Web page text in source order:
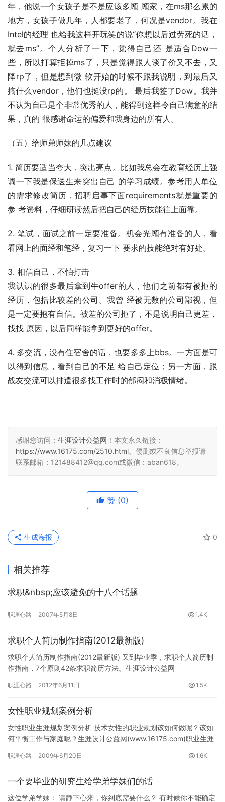
年，他说一个女孩子是不是应该多顾 顾家，在ms那么累的
地方，女孩子做几年，人都要老了，何况是vendor。我在
Intel的经理 也给我这样开玩笑的说“你想以后过劳死的话，
就去ms”。个人分析了一下，觉得自己还 是适合Dow一
些，所以打算拒掉ms了，只是觉得跟人谈了价又不去，又
降rp了，但是想到微 软开始的时候不跟我说明，到最后又
搞什么vendor，他们也挺没rp的。 最后我签了Dow。我并
不认为自己是个非常优秀的人，能得到这样令自己满意的结
果，真的 很感谢命运的偏爱和我身边的所有人。
（五）给师弟师妹的几点建议
1. 简历要适当夸大，突出亮点。比如我总会在教育经历上强
调一下我是保送生来突出自己 的学习成绩。参考用人单位
的需求修改简历，招聘启事下面requirements就是重要的
参 考资料，仔细研读然后把自己的经历技能往上面靠。
2. 笔试，面试之前一定要准备。机会光顾有准备的人，看
看网上的面经和笔经，复习一下 要求的技能绝对有好处。
3. 相信自己，不怕打击
我认识的很多最后拿到牛offer的人，他们之前都有被拒的
经历，包括比较差的公司。我曾 经被无数的公司鄙视，但
是一定要抱有自信。被差的公司拒了，不是说明自己更差，
找找 原因，以后同样能拿到更好的offer。
4. 多交流，没有住宿舍的话，也要多多上bbs。一方面是可
以得到信息，看到自己的不足 给自己定位；另一方面，跟
战友交流可以排遣很多找工作时的郁闷和消极情绪。
感谢您访问： 生涯设计公益网 ！本文永久链接：
https://www.16175.com/2510.html。侵删或不良信息举报请
联系邮箱：121488412@qq.com或微信：aban618。
赞 (0)
0
生成海报
相关推荐
求职&nbsp;应该避免的十八个话题
职涯心路 2007年5月8日 1.4K
求职个人简历制作指南(2012最新版)
求职个人简历制作指南(2012最新版) 又到毕业季，求职个人简历制
作指南，7个原则42条求职简历方法。生涯设计公益网
职涯心路 2012年6月11日 1.5K
女性职业规划案例分析
女性职业生涯规划案例分析 技术女性的职业规划该如何做呢？该如
何平衡工作与家庭呢？生涯设计公益网(www.16175.com)职业生涯
职涯心路 2009年6月20日 1.6K
一个要毕业的研究生给学弟学妹们的话
这位学弟学妹： 请静下心来，你到底需要什么？ 有时候你不能确定